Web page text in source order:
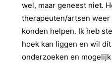
wel, maar geneest niet.
therapeuten/artsen weer
konden helpen. Ik heb
hoek kan liggen en wil
onderzoeken en